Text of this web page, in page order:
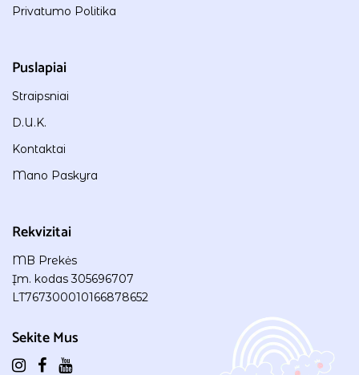
Privatumo Politika
Puslapiai
Straipsniai
D.U.K.
Kontaktai
Mano Paskyra
Rekvizitai
MB Prekės
Įm. kodas 305696707
LT767300010166878652
Sekite Mus